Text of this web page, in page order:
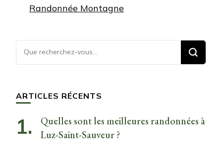
Randonnée Montagne
Vous
recherchiez
ARTICLES RÉCENTS
Quelles sont les meilleures randonnées à
Luz-Saint-Sauveur ?